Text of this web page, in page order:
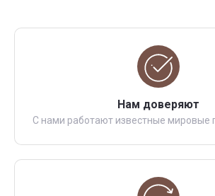
Нам доверяют
С нами работают известные мировые